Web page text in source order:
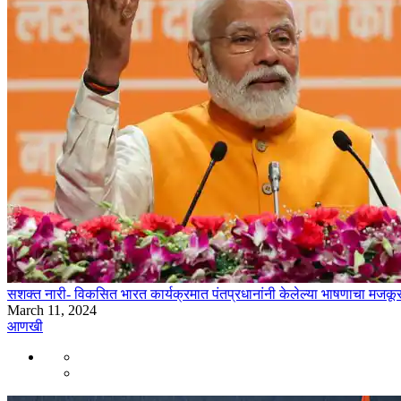
सशक्त नारी- विकसित भारत कार्यक्रमात पंतप्रधानांनी केलेल्या भाषणाचा
March 11, 2024
आणखी